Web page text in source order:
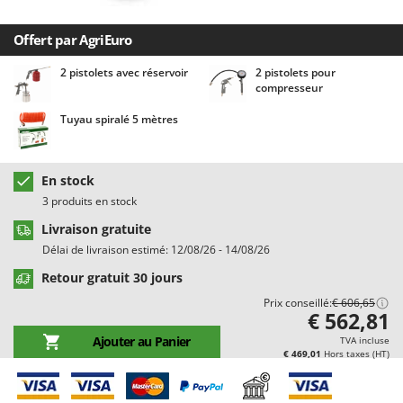
Cisailles à gazon à batterie
Cisailles taille-haies manuelles
Compresseurs d'air électriques
Compresseurs pour la récolte des olives et la taille
Coupe-bordures - Trimmers
Coupe-branches
Couveuses à œufs
Cultivateurs Tiller à ressorts - Extirpateurs
Décompacteurs agricoles
Découpeurs plasma
Déplaqueuses de gazon
Batavia
Benassi
Berkel
Bernardi
Bertolini Pumps
Besser Vacuum
Bestway
Beta tools
Bissell
BlackStone
Bomet
Offert par AgriEuro
2 pistolets avec réservoir
2 pistolets pour
compresseur
Tuyau spiralé 5 mètres
En stock
3 produits en stock
Livraison gratuite
Délai de livraison estimé: 12/08/26 - 14/08/26
Retour gratuit 30 jours
Prix conseillé:€ 606,65
Ajouter au Panier
€ 562,81
TVA incluse
€ 469,01 Hors taxes (HT)